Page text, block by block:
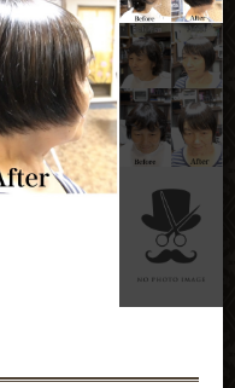
会社概要